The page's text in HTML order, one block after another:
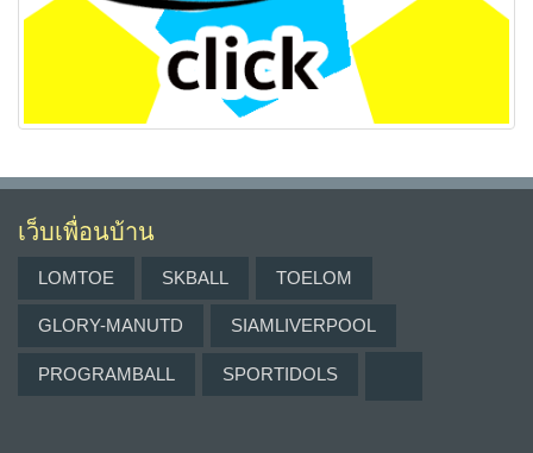
เว็บเพื่อนบ้าน
LOMTOE SKBALL TOELOM
GLORY-MANUTD SIAMLIVERPOOL
PROGRAMBALL SPORTIDOLS